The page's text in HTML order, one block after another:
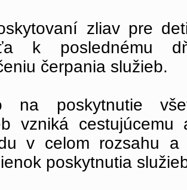
zliav pre
k poslednému
čerpania služieb.
na poskytnutie
vzniká cestujúcemu
v celom rozsahu a
poskytnutia